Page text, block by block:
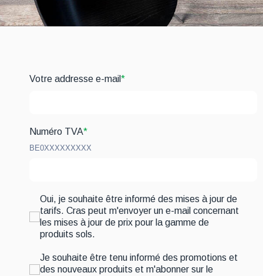
Votre addresse e-mail*
Numéro TVA*
BE0XXXXXXXXX
Oui, je souhaite être informé des mises à jour de
tarifs. Cras peut m'envoyer un e-mail concernant
les mises à jour de prix pour la gamme de
produits sols.
Je souhaite être tenu informé des promotions et
des nouveaux produits et m'abonner sur le